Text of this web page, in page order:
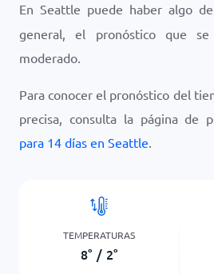
En Seattle puede haber algo de
general, el pronóstico que
moderado.
Para conocer el pronóstico del
precisa, consulta la página de
para 14 días en Seattle.
TEMPERATURAS
8° / 2°